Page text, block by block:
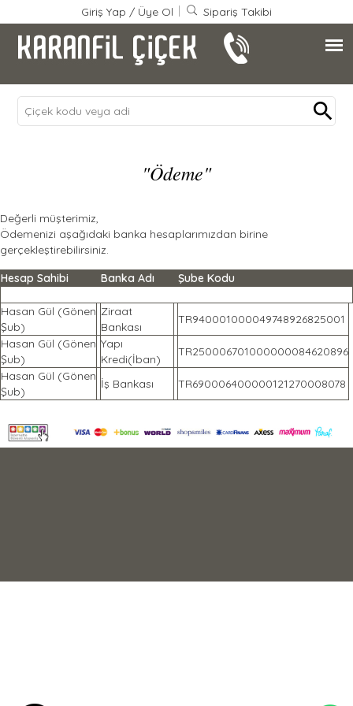
Giriş Yap / Üye Ol Sipariş Takibi
"Ödeme"
Değerli müşterimiz,
Ödemenizi aşağıdaki banka hesaplarımızdan birine
gerçekleştirebilirsiniz.
Hesap Sahibi
Banka Adı Şube Kodu
Hasan Gül (Gönen
Şub)
Ziraat
Bankası
TR940001000049748926825001
Hasan Gül (Gönen
Şub)
Yapı
Kredi(İban)
TR250006701000000084620896
Hasan Gül (Gönen
Şub)
İş Bankası TR690006400000121270008078